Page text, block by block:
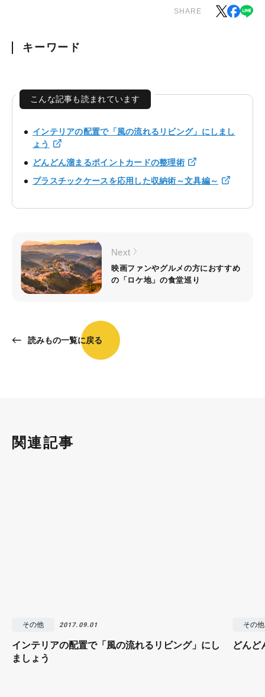
SHARE
キーワード
こんな記事も読まれています
インテリアの配置で「風の流れるリビング」にしまし
ょう
どんどん溜まるポイントカードの整理術
プラスチックケースを応用した収納術～文具編～
読みもの一覧に戻る
Next
映画ファンやグルメの方におすすめ
の「ロケ地」の食堂巡り
関連記事
その他 2017.09.01
インテリアの配置で「風の流れるリビング」にし
ましょう
その他
どんど